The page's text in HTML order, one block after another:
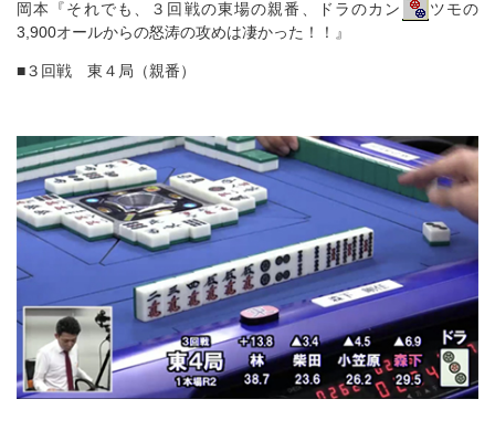
岡本『それでも、３回戦の東場の親番、ドラのカン
ツモの
3,900オールからの怒涛の攻めは凄かった！！』
■３回戦 東４局（親番）